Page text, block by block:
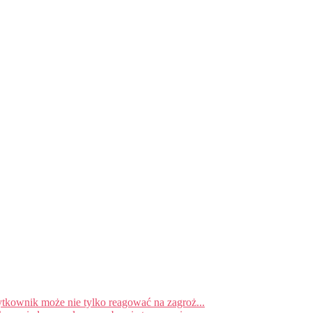
może nie tylko reagować na zagroż...